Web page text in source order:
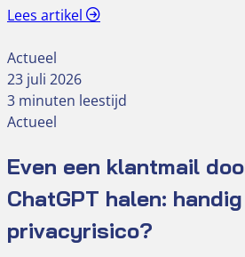
Lees artikel
Actueel
23 juli 2026
3 minuten leestijd
Actueel
Even een klantmail
ChatGPT halen:
privacyrisico?